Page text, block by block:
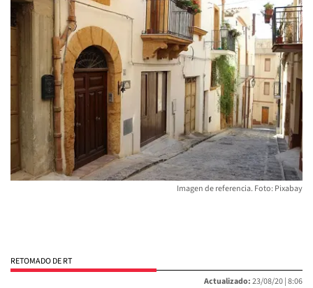
Imagen de referencia. Foto: Pixabay
RETOMADO DE RT
Actualizado:23/08/20 |8:06